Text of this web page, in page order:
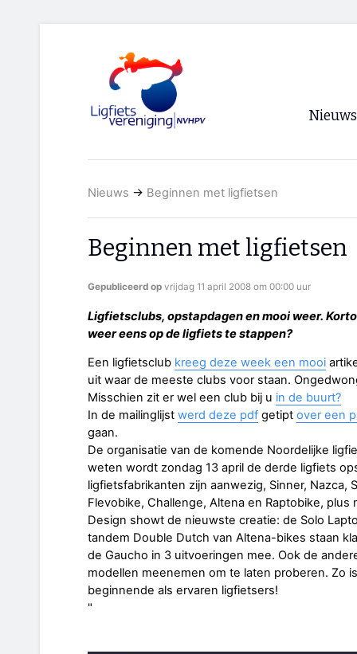
Nieuws
Nieuws → Beginnen met ligfietsen
Beginnen met ligfietsen
Gepubliceerd op vrijdag 11 april 2008 om 00:00 uur
Ligfietsclubs, opstapdagen en mooi weer.
weer eens op de ligfiets te stappen?
Een ligfietsclub kreeg deze week een mooi
uit waar de meeste clubs voor staan.
Misschien zit er wel een club bij u in de buurt?
In de mailinglijst werd deze pdf getipt over een
gaan.
De organisatie van de komende Noordelijke
weten wordt zondag 13 april de derde ligfiets
ligfietsfabrikanten zijn aanwezig, Sinner, Nazca,
Flevobike, Challenge, Altena en Raptobike, plus
Design showt de nieuwste creatie: de Solo
tandem Double Dutch van Altena-bikes staan
de Gaucho in 3 uitvoeringen mee. Ook de
modellen meenemen om te laten proberen. Zo
beginnende als ervaren ligfietsers!
"